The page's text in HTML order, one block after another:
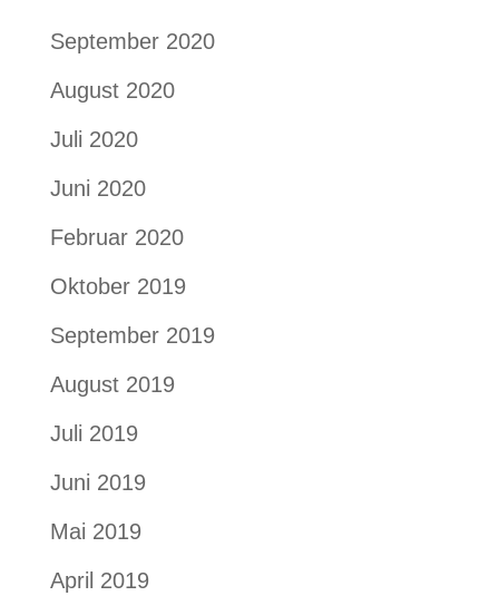
September 2020
August 2020
Juli 2020
Juni 2020
Februar 2020
Oktober 2019
September 2019
August 2019
Juli 2019
Juni 2019
Mai 2019
April 2019